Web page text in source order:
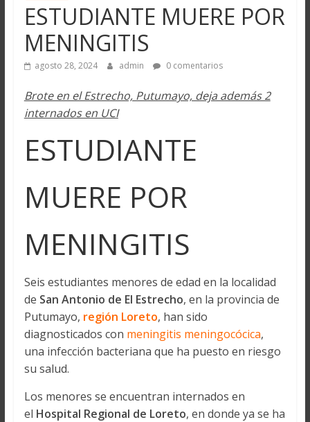
ESTUDIANTE MUERE POR
MENINGITIS
agosto 28, 2024 admin 0 comentarios
Brote en el Estrecho, Putumayo, deja además 2
internados en UCI
ESTUDIANTE
MUERE POR
MENINGITIS
Seis estudiantes menores de edad en la localidad
de San Antonio de El Estrecho, en la provincia de
Putumayo, región Loreto, han sido
diagnosticados con meningitis meningocócica,
una infección bacteriana que ha puesto en riesgo
su salud.
Los menores se encuentran internados en
el Hospital Regional de Loreto, en donde ya se ha